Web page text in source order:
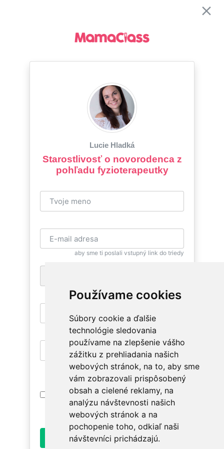
Používame cookies
Súbory cookie a ďalšie
technológie sledovania
používame na zlepšenie vášho
zážitku z prehliadania našich
webových stránok, na to, aby sme
vám zobrazovali prispôsobený
obsah a cielené reklamy, na
analýzu návštevnosti našich
webových stránok a na
pochopenie toho, odkiaľ naši
návštevníci prichádzajú.
Lucie Hladká
Starostlivosť o novorodenca z
pohľadu fyzioterapeutky
aby sme ti poslali vstupný link do triedy
pre zaslanie bezplatnej SMS pripomienky
aby si sa mohla znovu vrátiť
aby si mala prístup na relevantné triedy
Prihlásením súhlasím sPodmienkami
Používania. Oboznám sa prosím ako
spracúvame údaje v
Ochrane osobných údajov
Odoslať